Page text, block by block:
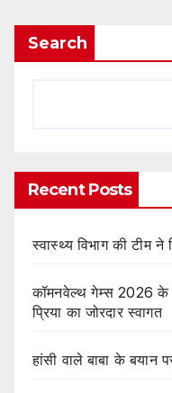
Search
Recent Posts
स्वास्थ्य विभाग की टीम ने
कॉमनवेल्थ गेम्स 2026 के
प्रिया का जोरदार स्वागत
हांसी वाले बाबा के बयान